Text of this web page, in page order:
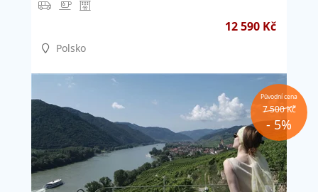
12 590 Kč
Polsko
Původní cena
7 500 Kč
- 5%